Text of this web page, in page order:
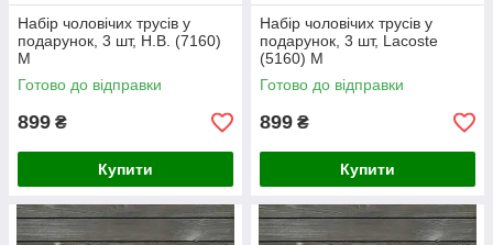
Набір чоловічих трусів у
подарунок, 3 шт, H.B. (7160)
М
Готово до відправки
899 ₴
Купити
Набір чоловічих трусів у
подарунок, 3 шт, Lacoste
(5160) М
Готово до відправки
899 ₴
Купити